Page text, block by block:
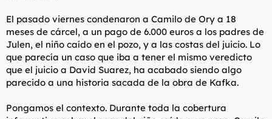
El pasado viernes condenaron a Camilo de Ory a 18
meses de cárcel, a un pago de 6.000 euros a los padres de
Julen, el niño caído en el pozo, y a las costas del juicio. Lo
que parecía un caso que iba a tener el mismo veredicto
que el juicio a David Suarez, ha acabado siendo algo
parecido a una historia sacada de la obra de Kafka.
Pongamos el contexto. Durante toda la cobertura